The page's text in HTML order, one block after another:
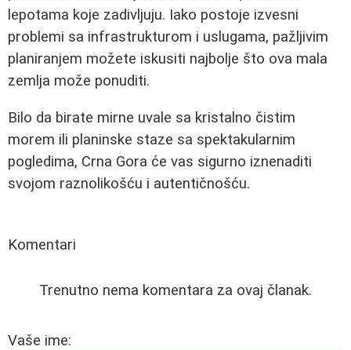
lepotama koje zadivljuju. Iako postoje izvesni
problemi sa infrastrukturom i uslugama, pažljivim
planiranjem možete iskusiti najbolje što ova mala
zemlja može ponuditi.
Bilo da birate mirne uvale sa kristalno čistim
morem ili planinske staze sa spektakularnim
pogledima, Crna Gora će vas sigurno iznenaditi
svojom raznolikošću i autentičnošću.
Komentari
Trenutno nema komentara za ovaj članak.
Vaše ime: